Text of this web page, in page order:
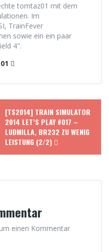
tomtaz01 mit dem
Im
TrainFever
sowie ein ein paar
4".
[TS2014] TRAIN SIMULATOR
2014 LET’S PLAY #017 –
LUDMILLA, BR232 ZU WENIG
LEISTUNG (2/2)
einen Kommentar